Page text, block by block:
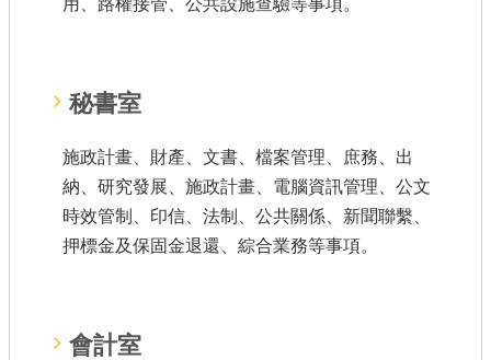
用、路權接管、公共設施查驗等事項。
秘書室
施政計畫、財產、文書、檔案管理、庶務、出
納、研究發展、施政計畫、電腦資訊管理、公文
時效管制、印信、法制、公共關係、新聞聯繫、
押標金及保固金退還、綜合業務等事項。
會計室